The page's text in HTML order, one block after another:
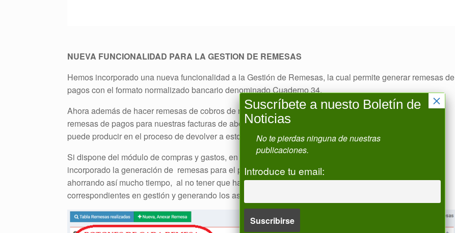
NUEVA FUNCIONALIDAD PARA LA GESTION DE REMESAS
Hemos incorporado una nueva funcionalidad a la Gestión de Remesas, la cual permite generar remesas de
pagos con el formato normalizado bancario denominado Cuaderno 34.
Ahora además de hacer remesas de cobros de nuestras facturas de ventas, también será posible hacer
remesas de pagos para nuestras facturas de abono por diferencias a los Comuneros (casuística que se
puede producir en el proceso de devolver a estos los saldos a favor).
Si dispone del módulo de compras y gastos, en la pantalla de Gestión de Remesas, además , hemos
incorporado la generación de remesas para el pago de facturas de compras / gastos y de nóminas,
ahorrando así mucho tiempo, al no tener que hacer transferencias individuales , registrando los pagos
correspondientes en gestión y generando los asientos en contabilidad.
Suscríbete a nuesto Boletín de
Noticias
No te pierdas ninguna de nuestras
publicaciones.
Introduce tu email:
×